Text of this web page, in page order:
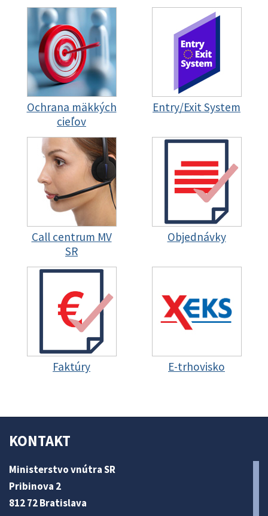
Ochrana mäkkých
cieľov
Entry/Exit System
Call centrum MV
SR
Objednávky
Faktúry E-trhovisko
KONTAKT
Ministerstvo vnútra SR
Pribinova 2
812 72 Bratislava